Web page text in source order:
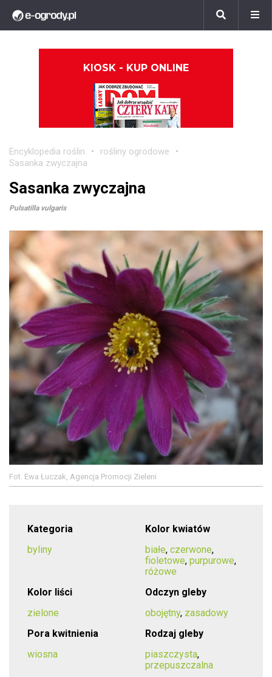
KIOSK - KUP ONLINE
Encyklopedia roślin
rośliny ogrodowe
Sasanka zwyczajna
Sasanka zwyczajna
Pulsatilla vulgaris
Fot. Ewa Łuczak, Agencja Promocji Zieleni
Kategoria
byliny
Kolor kwiatów
białe, czerwone,
fioletowe, purpurowe,
różowe
Kolor liści
zielone
Odczyn gleby
obojętny, zasadowy
Pora kwitnienia
wiosna
Rodzaj gleby
piaszczysta,
przepuszczalna